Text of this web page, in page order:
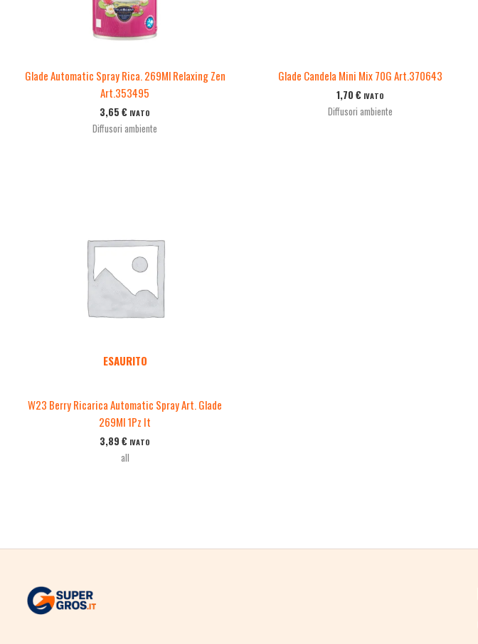
Glade Automatic Spray Rica. 269Ml Relaxing Zen
Art.353495
3,65 € IVATO
Diffusori ambiente
Glade Candela Mini Mix 70G Art.370643
1,70 € IVATO
Diffusori ambiente
ESAURITO
W23 Berry Ricarica Automatic Spray Art. Glade
269Ml 1Pz It
3,89 € IVATO
all